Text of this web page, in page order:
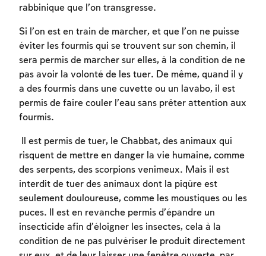
rabbinique que l’on transgresse.
Si l’on est en train de marcher, et que l’on ne puisse
éviter les fourmis qui se trouvent sur son chemin, il
sera permis de marcher sur elles, à la condition de ne
pas avoir la volonté de les tuer. De même, quand il y
a des fourmis dans une cuvette ou un lavabo, il est
permis de faire couler l’eau sans prêter attention aux
fourmis.
Il est permis de tuer, le Chabbat, des animaux qui
risquent de mettre en danger la vie humaine, comme
des serpents, des scorpions venimeux. Mais il est
interdit de tuer des animaux dont la piqûre est
seulement douloureuse, comme les moustiques ou les
puces. Il est en revanche permis d’épandre un
insecticide afin d’éloigner les insectes, cela à la
condition de ne pas pulvériser le produit directement
Inscription requise
Afin d'enregistrer ce que vous avez étudié,
vous devez vous connectez ou vous
inscrire.